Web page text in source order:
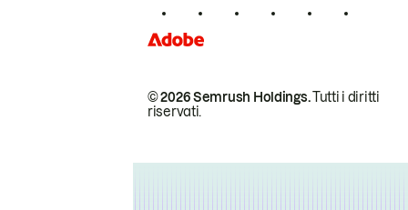
© 2026 Semrush Holdings.Tutti i diritti
riservati.